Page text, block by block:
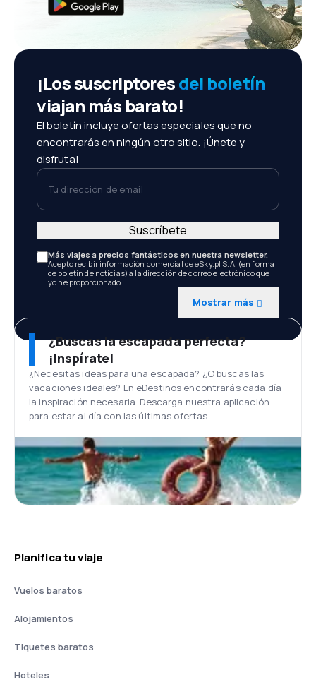
¡Los suscriptoresdel boletín
viajan más barato!
El boletín incluye ofertas especiales que no
encontrarás en ningún otro sitio. ¡Únete y
disfruta!
Tu dirección de email
Más viajes a precios fantásticos en nuestra newsletter.
Acepto recibir información comercial de eSky.pl S.A. (en forma
de boletín de noticias) a la dirección de correo electrónico que
yo he proporcionado.
Mostrar más
Suscríbete
¿Buscas la escapada perfecta?
¡Inspírate!
¿Necesitas ideas para una escapada? ¿O buscas las
vacaciones ideales? En eDestinos encontrarás cada día
la inspiración necesaria. Descarga nuestra aplicación
para estar al día con las últimas ofertas.
Planifica tu viaje
Vuelos baratos
Alojamientos
Tiquetes baratos
Hoteles